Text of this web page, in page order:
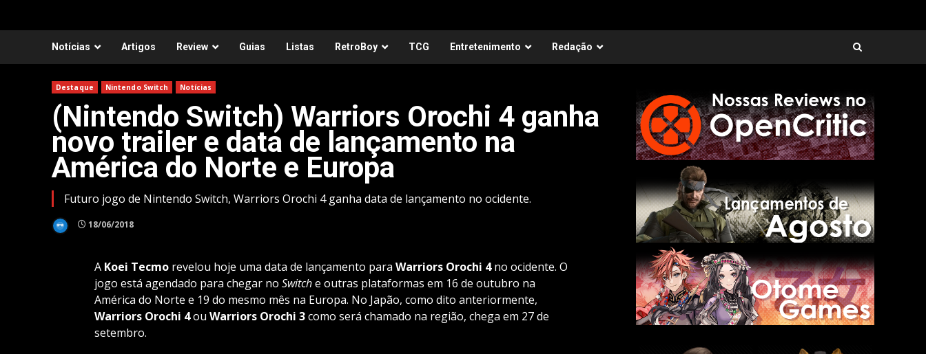
Notícias Artigos Review Guias Listas RetroBoy TCG Entretenimento Redação
Destaque Nintendo Switch Notícias
(Nintendo Switch) Warriors Orochi 4 ganha
novo trailer e data de lançamento na
América do Norte e Europa
Futuro jogo de Nintendo Switch, Warriors Orochi 4 ganha data de lançamento no ocidente.
18/06/2018
A Koei Tecmorevelou hoje uma data de lançamento para Warriors Orochi 4no ocidente. O
jogo está agendado para chegar no Switche outras plataformas em 16 de outubro na
América do Norte e 19 do mesmo mês na Europa. No Japão, como dito anteriormente,
Warriors Orochi 4ou Warriors Orochi 3como será chamado na região, chega em 27 de
setembro.